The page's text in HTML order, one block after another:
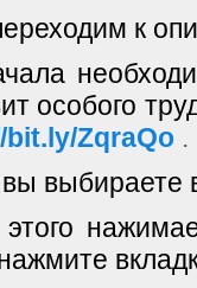
к
особого
ZqraQo .
выбираете